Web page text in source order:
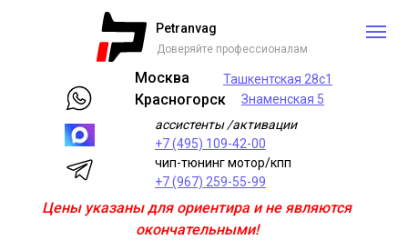
Ташкентская 28с1
Знаменская 5
ассистенты /активации
+7 (495) 109-42-00
чип-тюнинг мотор/кпп
+7 (967) 259-55-99
Москва
Красногорск
Petranvag
Доверяйте профессионалам
Цены указаны для ориентира и не являются
окончательными!